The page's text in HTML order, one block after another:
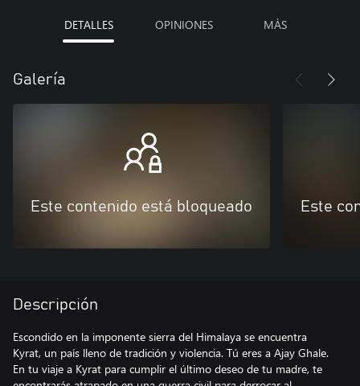
DETALLES OPINIONES MÁS
Galería
Este contenido está bloqueado Este
Descripción
Escondido en la imponente sierra del Himalaya se encuentra
Kyrat, un país lleno de tradición y violencia. Tú eres a Ajay Ghale.
En tu viaje a Kyrat para cumplir el último deseo de tu madre, te